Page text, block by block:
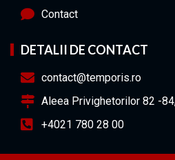
Contact
DETALII DE CONTACT
contact@temporis.ro
Aleea Privighetorilor 82 -
+4021 780 28 00